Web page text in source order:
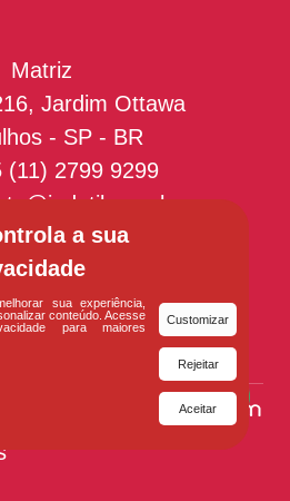
Matriz
Jardim Ottawa
- SP - BR
(11) 2799 9299
Filial
PE - BR
a sua
sua experiência,
conteúdo. Acesse
para maiores
Customizar
Rejeitar
Aceitar